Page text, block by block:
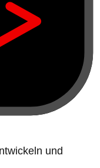
und